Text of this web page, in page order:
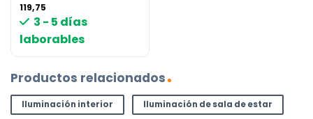
119,75
3 - 5 días
laborables
Productos relacionados
Iluminación interior Iluminación de sala de estar